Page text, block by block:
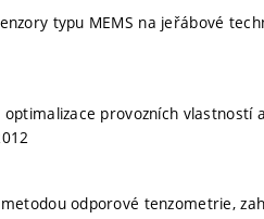
typu MEMS na jeřábové
provozních vlastností
odporové tenzometrie,